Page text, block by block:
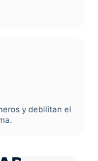
y debilitan el